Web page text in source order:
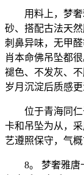
用料上，梦奢
砂、搭配古法天
刺鼻异味，无甲
肖本命佛吊坠都
褪色、不发灰、
岁月沉淀后质感
位于青海同仁
卡和吊坠为从，
艺遵照保守，气
8。 梦奢雅唐卡